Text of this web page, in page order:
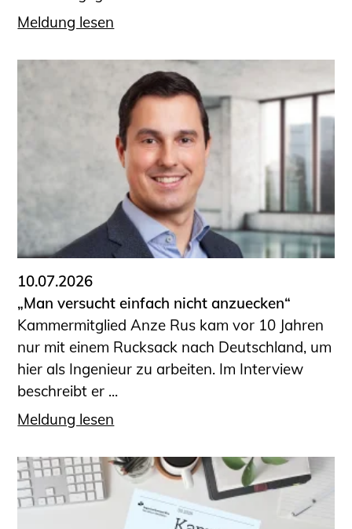
Meldung lesen
10.07.2026
„Man versucht einfach nicht anzuecken“
Kammermitglied Anze Rus kam vor 10 Jahren
nur mit einem Rucksack nach Deutschland, um
hier als Ingenieur zu arbeiten. Im Interview
beschreibt er ...
Meldung lesen